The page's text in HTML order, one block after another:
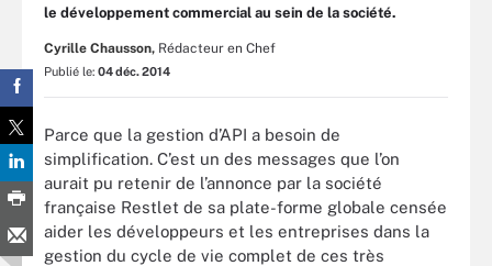
le développement commercial au sein de la société.
Cyrille Chausson, Rédacteur en Chef
Publié le: 04 déc. 2014
Parce que la gestion d’API a besoin de
simplification. C’est un des messages que l’on
aurait pu retenir de l’annonce par la société
française Restlet de sa plate-forme globale censée
aider les développeurs et les entreprises dans la
gestion du cycle de vie complet de ces très